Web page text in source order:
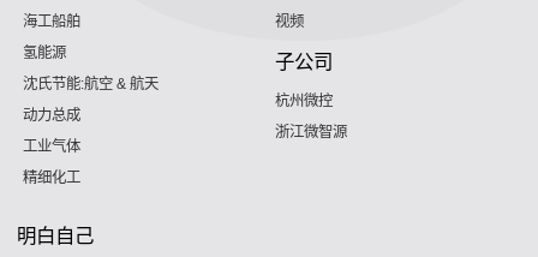
海工船舶
氢能源
沈氏节能:航空 & 航天
动力总成
工业气体
精细化工
视频
子公司
杭州微控
浙江微智源
明白自己